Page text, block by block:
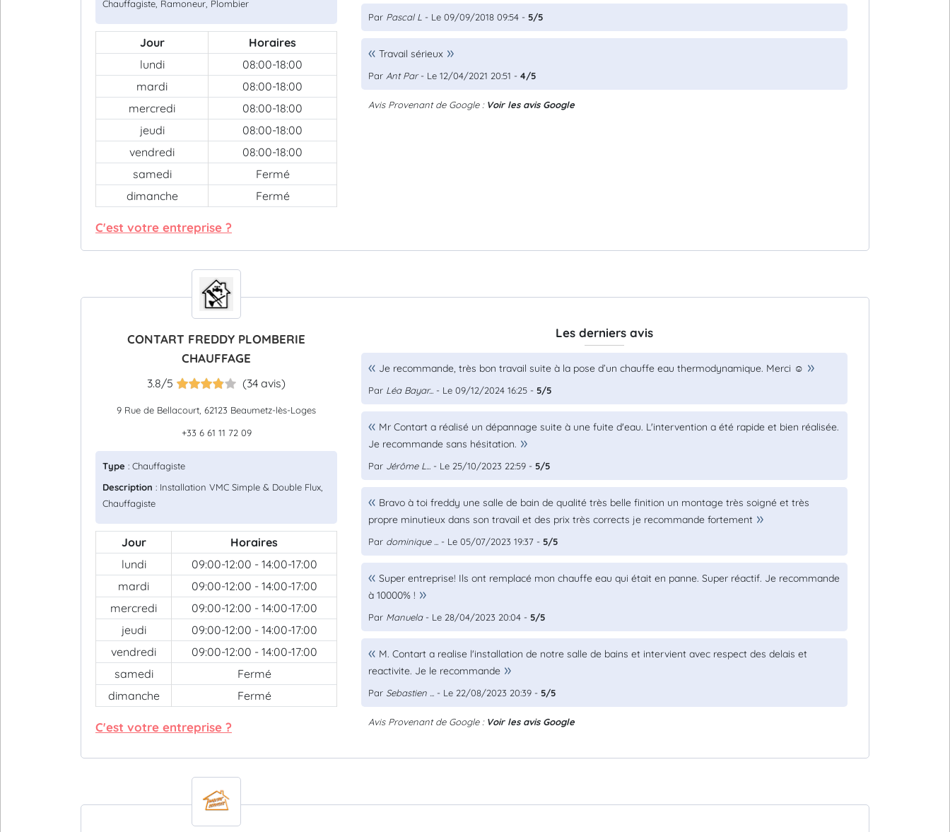
Chauffagiste, Ramoneur, Plombier
Jour
Horaires
lundi
08:00-18:00
mardi
08:00-18:00
mercredi
08:00-18:00
jeudi
08:00-18:00
vendredi
08:00-18:00
samedi
Fermé
dimanche
Fermé
C'est votre entreprise ?
Par Pascal L - Le 09/09/2018 09:54 - 5/5
Travail sérieux
Par Ant Par- Le 12/04/2021 20:51 - 4/5
Avis Provenant de Google : Voir les avis Google
CONTART FREDDY PLOMBERIE
CHAUFFAGE
3.8/5 (34 avis)
9 Rue de Bellacourt, 62123 Beaumetz-lès-Loges
+33 6 61 11 72 09
Type : Chauffagiste
Description : Installation VMC Simple & Double Flux,
Chauffagiste
Jour
Horaires
lundi
09:00-12:00 - 14:00-17:00
mardi
09:00-12:00 - 14:00-17:00
mercredi
09:00-12:00 - 14:00-17:00
jeudi
09:00-12:00 - 14:00-17:00
vendredi
09:00-12:00 - 14:00-17:00
samedi
Fermé
dimanche
Fermé
C'est votre entreprise ?
Les derniers avis
Je recommande, très bon travail suite à la pose d’un chauffe eau thermodynamique. Merci ☺️
Par Léa Bayar... - Le 09/12/2024 16:25 - 5/5
Mr Contart a réalisé un dépannage suite à une fuite d'eau. L'intervention a été rapide et bien réalisée.
Je recommande sans hésitation.
Par Jérôme L... - Le 25/10/2023 22:59 - 5/5
Bravo à toi freddy une salle de bain de qualité très belle finition un montage très soigné et très
propre minutieux dans son travail et des prix très corrects je recommande fortement
Par dominique ... - Le 05/07/2023 19:37 - 5/5
Super entreprise! Ils ont remplacé mon chauffe eau qui était en panne. Super réactif. Je recommande
à 10000% !
Par Manuela- Le 28/04/2023 20:04 - 5/5
M. Contart a realise l'installation de notre salle de bains et intervient avec respect des delais et
reactivite. Je le recommande
Par Sebastien ... - Le 22/08/2023 20:39 - 5/5
Avis Provenant de Google : Voir les avis Google